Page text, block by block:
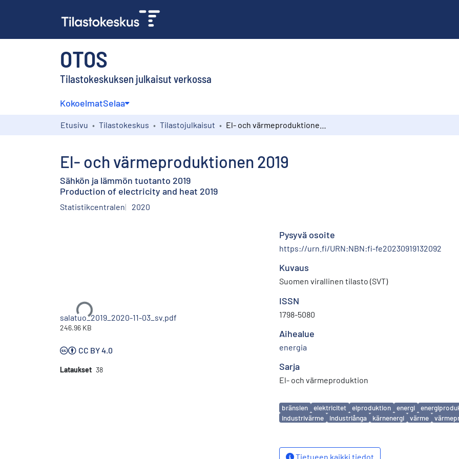
OTOS
Tilastokeskuksen julkaisut verkossa
KokoelmatSelaa
Etusivu Tilastokeskus Tilastojulkaisut
El- och värmeproduktionen 2019
Sähkön ja lämmön tuotanto 2019
Production of electricity and heat 2019
Statistikcentralen 2020
Ladataan...
salatuo_2019_2020-11-03_sv.pdf
246.96 KB
CC BY 4.0
Lataukset 38
Pysyvä osoite
https://urn.fi/URN:NBN:fi-fe20230919132092
Kuvaus
Suomen virallinen tilasto (SVT)
ISSN
1798-5080
Aihealue
energia
Sarja
El- och värmeproduktion
Avainsanat
bränslen elektricitet elproduktion energi
industrivärme
industriånga kärnenergi värme
Tietueen kaikki tiedot